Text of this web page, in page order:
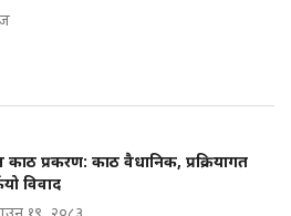
प्रकरण: काठ वैधानिक, प्रक्रियागत
विवाद
१९, २०८३